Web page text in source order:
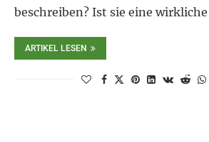
beschreiben? Ist sie eine
ARTIKEL LESEN